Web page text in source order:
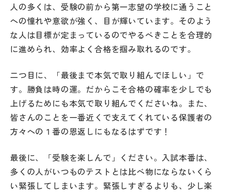
その他
お問い合わせ
個人情報保護方針
サイトマップ
運営会社
人の多くは、受験の前から第一志望の学校に通うこと
への憧れや意欲が強く、目が輝いています。そのよう
な人は目標が定まっているのでやるべきことを合理的
に進められ、効率よく合格を掴み取れるのです。
二つ目に、「最後まで本気で取り組んでほしい」で
す。勝負は時の運。だからこそ合格の確率を少しでも
上げるためにも本気で取り組んでくださいね。また、
皆さんのことを一番近くで支えてくれている保護者の
方々への１番の恩返しにもなるはずです！
最後に、「受験を楽しんで」ください。入試本番は、
多くの人がいつものテストとは比べ物にならないくら
い緊張してしまいます。緊張しすぎるよりも、少し楽